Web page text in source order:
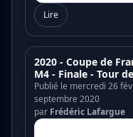
Lire
2020 - Coupe de
M4 - Finale - Tour
Publié le mercredi 26
septembre 2020
par Frédéric Lafargue